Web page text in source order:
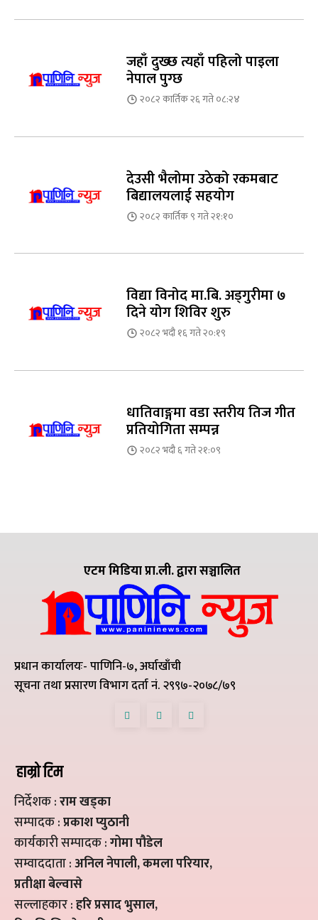
जहाँ दुख्छ त्यहाँ पहिलो पाइला
नेपाल पुग्छ
२०८२ कार्तिक २६ गते ०८:२४
देउसी भैलोमा उठेको रकमबाट
बिद्यालयलाई सहयोग
२०८२ कार्तिक ९ गते २१:१०
विद्या विनोद मा.बि. अड्गुरीमा ७
दिने योग शिविर शुरु
२०८२ भदौ १६ गते २०:१९
धातिवाङ्गमा वडा स्तरीय तिज गीत
प्रतियोगिता सम्पन्न
२०८२ भदौ ६ गते २१:०९
एटम मिडिया प्रा.ली. द्वारा सञ्चालित
प्रधान कार्यालयः- पाणिनि-७, अर्घाखाँची
सूचना तथा प्रसारण विभाग दर्ता नं. २९९७-२०७८/७९
हाम्रो टिम
निर्देशक :राम खड्का
सम्पादक :प्रकाश प्युठानी
कार्यकारी सम्पादक :गोमा पौडेल
सम्वाददाता :अनिल नेपाली, कमला परियार,
प्रतीक्षा बेल्वासे
सल्लाहकार :हरि प्रसाद भुसाल,